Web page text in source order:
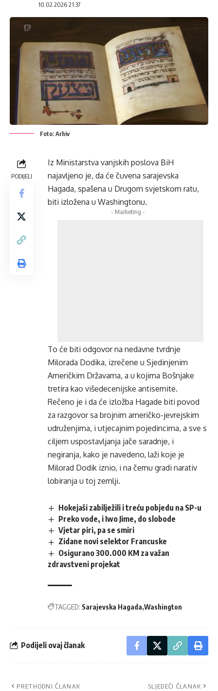
10.02.2026 21:37
Foto: Arhiv
PODIJELI
Iz Ministarstva vanjskih poslova BiH
najavljeno je, da će čuvena sarajevska
Hagada, spašena u Drugom svjetskom ratu,
biti izložena u Washingtonu.
- Marketing -
To će biti odgovor na nedavne tvrdnje
Milorada Dodika, izrečene u Sjedinjenim
Američkim Državama, a u kojima Bošnjake
tretira kao višedecenijske antisemite.
Rečeno je i da će izložba Hagade biti povod
za razgovor sa brojnim američko-jevrejskim
udruženjima, i utjecajnim pojedincima, a sve s
ciljem uspostavljanja jače saradnje, i
negiranja, kako je navedeno, laži koje je
Milorad Dodik iznio, i na čemu gradi narativ
lobiranja u toj zemlji.
Hokejaši zabilježili i treću pobjedu na SP-u
Preko vode, i Iwo Jime, do slobode
Vjetar piri, pa se smiri
Zidane novi selektor Francuske
Osigurano 300.000 KM za važan
zdravstveni projekat
TAGGED: Sarajevska Hagada Washington
Podijeli ovaj članak
PRETHODNI ČLANAK SLJEDEĆI ČLANAK